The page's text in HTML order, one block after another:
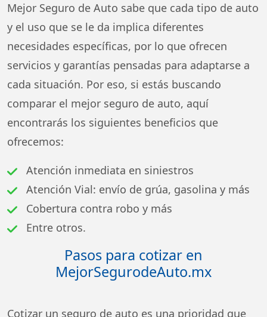
Mejor Seguro de Auto sabe que cada tipo de auto
y el uso que se le da implica diferentes
necesidades específicas, por lo que ofrecen
servicios y garantías pensadas para adaptarse a
cada situación. Por eso, si estás buscando
comparar el mejor seguro de auto, aquí
encontrarás los siguientes beneficios que
ofrecemos:
Atención inmediata en siniestros
Atención Vial: envío de grúa, gasolina y más
Cobertura contra robo y más
Entre otros.
Pasos para cotizar en
MejorSegurodeAuto.mx
Cotizar un seguro de auto es una prioridad que